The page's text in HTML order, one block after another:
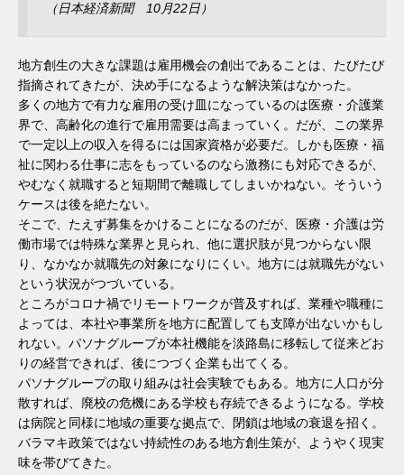
（日本経済新聞 10月22日）
地方創生の大きな課題は雇用機会の創出であることは、たびたび
指摘されてきたが、決め手になるような解決策はなかった。
多くの地方で有力な雇用の受け皿になっているのは医療・介護業
界で、高齢化の進行で雇用需要は高まっていく。だが、この業界
で一定以上の収入を得るには国家資格が必要だ。しかも医療・福
祉に関わる仕事に志をもっているのなら激務にも対応できるが、
やむなく就職すると短期間で離職してしまいかねない。そういう
ケースは後を絶たない。
そこで、たえず募集をかけることになるのだが、医療・介護は労
働市場では特殊な業界と見られ、他に選択肢が見つからない限
り、なかなか就職先の対象になりにくい。地方には就職先がない
という状況がつづいている。
ところがコロナ禍でリモートワークが普及すれば、業種や職種に
よっては、本社や事業所を地方に配置しても支障が出ないかもし
れない。パソナグループが本社機能を淡路島に移転して従来どお
りの経営できれば、後につづく企業も出てくる。
パソナグループの取り組みは社会実験でもある。地方に人口が分
散すれば、廃校の危機にある学校も存続できるようになる。学校
は病院と同様に地域の重要な拠点で、閉鎖は地域の衰退を招く。
バラマキ政策ではない持続性のある地方創生策が、ようやく現実
味を帯びてきた。